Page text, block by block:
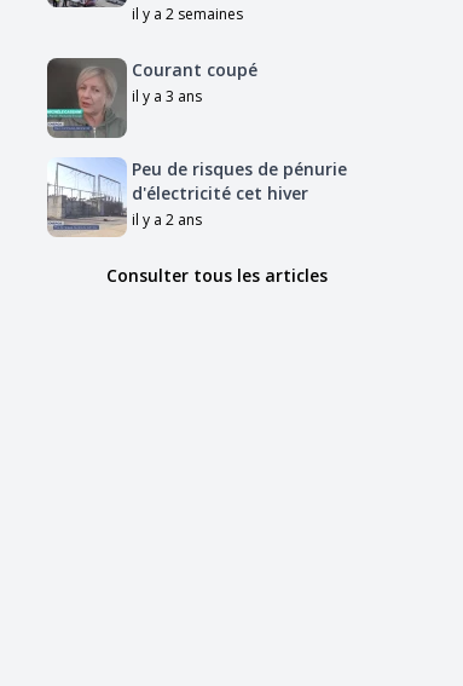
il y a 2 semaines
Courant coupé
il y a 3 ans
Peu de risques de pénurie
d'électricité cet hiver
il y a 2 ans
Consulter tous les articles